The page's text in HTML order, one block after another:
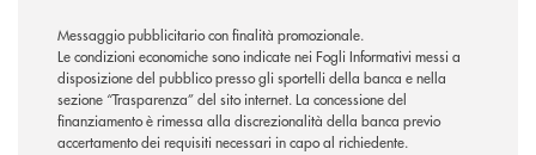
Messaggio pubblicitario con finalità promozionale.
Le condizioni economiche sono indicate nei Fogli Informativi messi a
disposizione del pubblico presso gli sportelli della banca e nella
sezione “Trasparenza” del sito internet.La concessione del
finanziamento è rimessa alla discrezionalità della banca previo
accertamento dei requisiti necessari in capo al richiedente.